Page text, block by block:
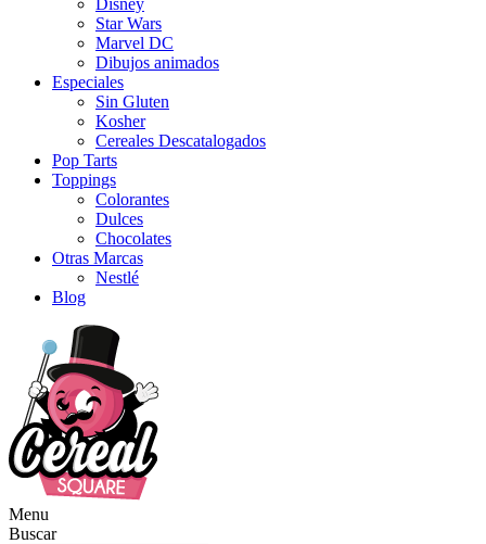
Disney
Star Wars
Marvel DC
Dibujos animados
Especiales
Sin Gluten
Kosher
Cereales Descatalogados
Pop Tarts
Toppings
Colorantes
Dulces
Chocolates
Otras Marcas
Nestlé
Blog
Menu
Buscar